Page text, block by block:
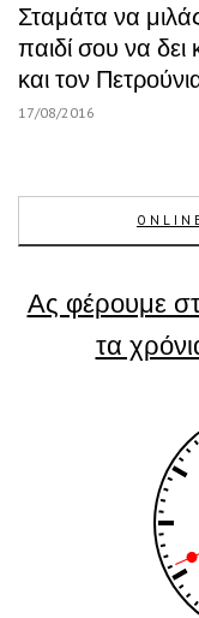
Σταμάτα να
παιδί σου να δει
και τον
17/08/2016
Ας φέρουμε
τα